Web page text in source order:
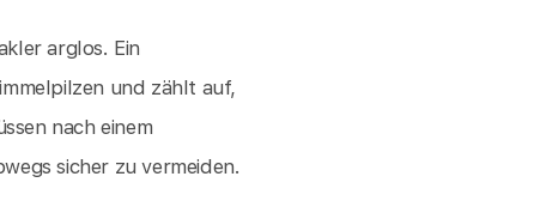
arglos. Ein
und zählt auf,
nach einem
sicher zu vermeiden.